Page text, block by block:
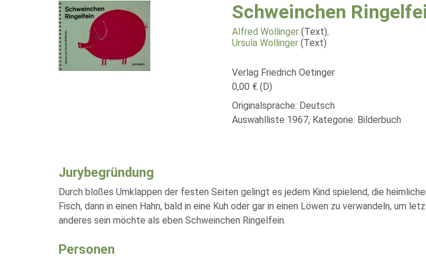
Schweinchen
Alfred Wollinger (Text),
Ursula Wollinger (Text)
Verlag Friedrich Oetinger
0,00 € (D)
Originalsprache: Deutsch
Auswahlliste 1967, Kategorie: Bilderbuch
Jurybegründung
Durch bloßes Umklappen der festen Seiten gelingt es jedem Kind spielend, die
Fisch, dann in einen Hahn, bald in eine Kuh oder gar in einen Löwen zu verwandeln, um
anderes sein möchte als eben Schweinchen Ringelfein.
Personen